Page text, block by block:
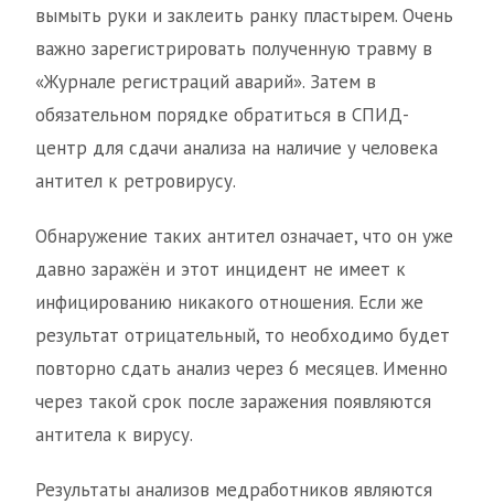
вымыть руки и заклеить ранку пластырем. Очень
важно зарегистрировать полученную травму в
«Журнале регистраций аварий». Затем в
обязательном порядке обратиться в СПИД-
центр для сдачи анализа на наличие у человека
антител к ретровирусу.
Обнаружение таких антител означает, что он уже
давно заражён и этот инцидент не имеет к
инфицированию никакого отношения. Если же
результат отрицательный, то необходимо будет
повторно сдать анализ через 6 месяцев. Именно
через такой срок после заражения появляются
антитела к вирусу.
Результаты анализов медработников являются